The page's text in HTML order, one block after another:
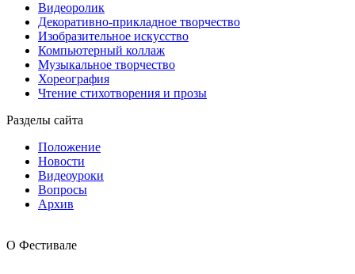
Видеоролик
Декоративно-прикладное творчество
Изобразительное искусство
Компьютерный коллаж
Музыкальное творчество
Хореография
Чтение стихотворения и прозы
Разделы сайта
Положение
Новости
Видеоуроки
Вопросы
Архив
О Фестивале